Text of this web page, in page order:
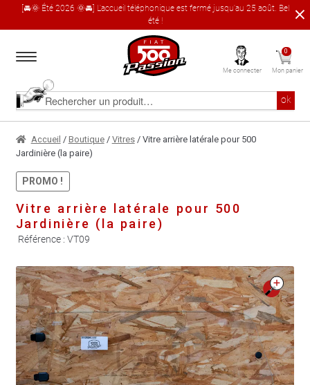
[🚘🌞 Été 2026 🌞🚘] L'accueil téléphonique est fermé jusqu'au 25 août. Bel
été !
à
navigation
au
contenu
Rechercher
produit
ok
Accueil
Le catalogue produit
À propos
Garages partenaires
Contact
Me connecter
0
Mon panier
Accueil / Boutique/ Vitres/ Vitre arrière latérale pour 500
Jardinière (la paire)
PROMO !
Vitre arrière latérale pour 500
Jardinière (la paire)
Référence : VT09
🔍